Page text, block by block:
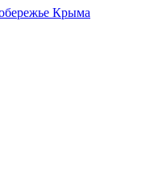
Крыма